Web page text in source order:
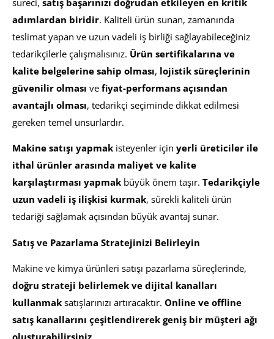
adımlardan biridir. Kaliteli ürün sunan, zamanında
teslimat yapan ve uzun vadeli iş birliği sağlayabileceğiniz
tedarikçilerle çalışmalısınız. Ürün sertifikalarına ve
kalite belgelerine sahip olması, lojistik süreçlerinin
güvenilir olması ve fiyat-performans açısından
avantajlı olması, tedarikçi seçiminde dikkat edilmesi
gereken temel unsurlardır.
Makine satışı yapmak isteyenler için yerli üreticiler ile
ithal ürünler arasında maliyet ve kalite
karşılaştırması yapmak büyük önem taşır. Tedarikçiyle
uzun vadeli iş ilişkisi kurmak, sürekli kaliteli ürün
tedariği sağlamak açısından büyük avantaj sunar.
Satış ve Pazarlama Stratejinizi Belirleyin
Makine ve kimya ürünleri satışı pazarlama süreçlerinde,
doğru strateji belirlemek ve dijital kanalları
kullanmak satışlarınızı artıracaktır. Online ve offline
satış kanallarını çeşitlendirerek geniş bir müşteri ağı